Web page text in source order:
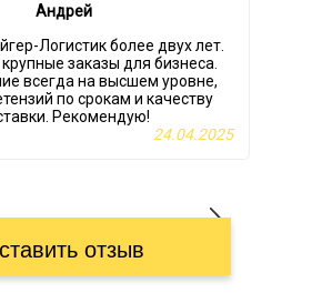
Андрей
Логистик более двух лет.
заказы для бизнеса.
всегда на высшем уровне,
по срокам и качеству
Рекомендую!
24.04.2025
отзыв